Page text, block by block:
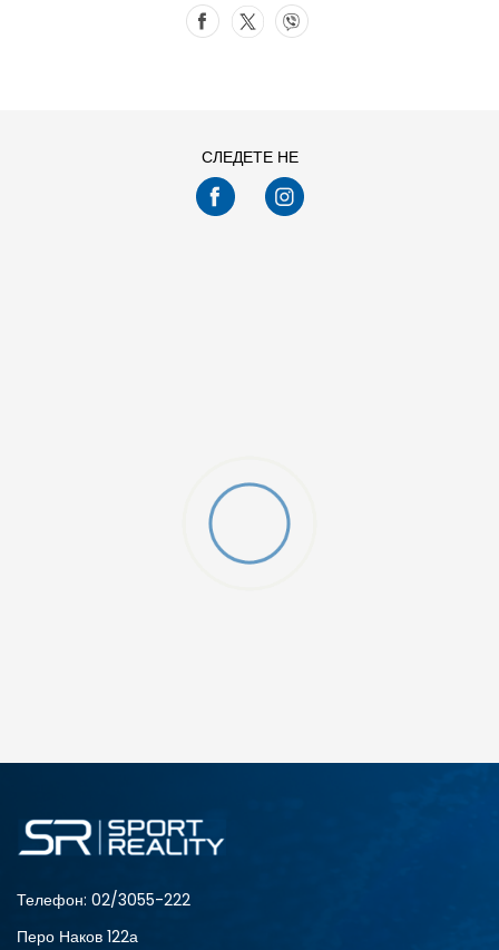
СЛЕДЕТЕ НЕ
Телефон: 02/3055-222
Перо Наков 122а